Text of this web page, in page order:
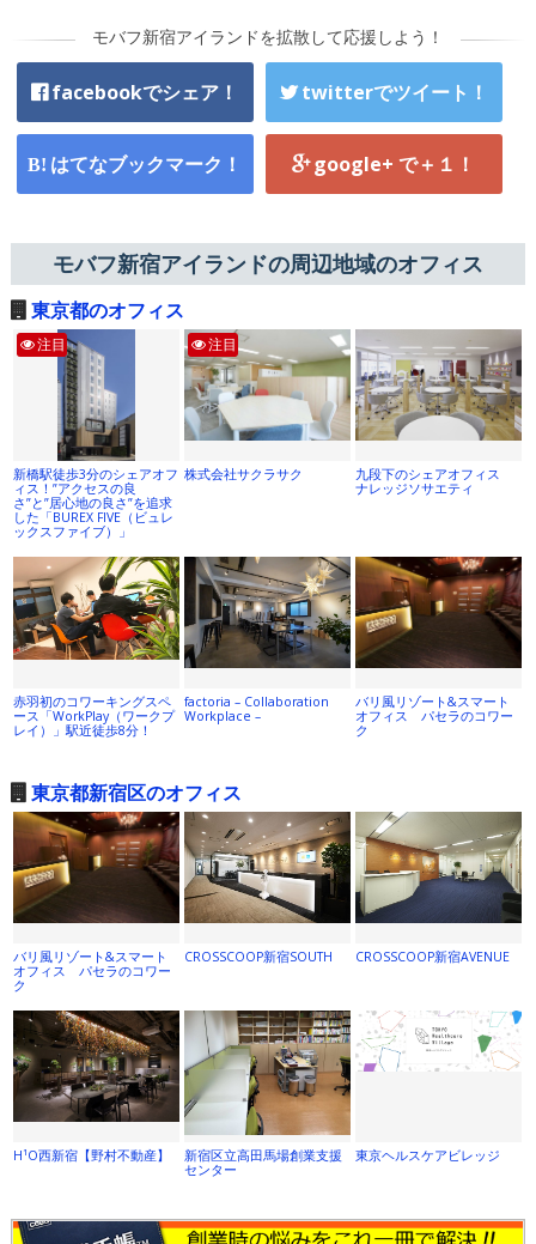
モバフ新宿アイランドを拡散して応援しよう！
facebookでシェア！ twitterでツイート！
はてなブックマーク！ google+ で＋１！
モバフ新宿アイランドの周辺地域のオフィス
東京都のオフィス
注目
新橋駅徒歩3分のシェアオフ
ィス！”アクセスの良
さ”と”居心地の良さ”を追求
した「BUREX FIVE（ビュレ
ックスファイブ）」
注目
株式会社サクラサク
九段下のシェアオフィス
ナレッジソサエティ
赤羽初のコワーキングスペ
ース「WorkPlay（ワークプ
レイ）」駅近徒歩8分！
factoria – Collaboration
Workplace –
バリ風リゾート&スマート
オフィス パセラのコワー
ク
東京都新宿区のオフィス
バリ風リゾート&スマート
オフィス パセラのコワー
ク
CROSSCOOP新宿SOUTH CROSSCOOP新宿AVENUE
H¹O西新宿【野村不動産】
新宿区立高田馬場創業支援
センター
東京ヘルスケアビレッジ